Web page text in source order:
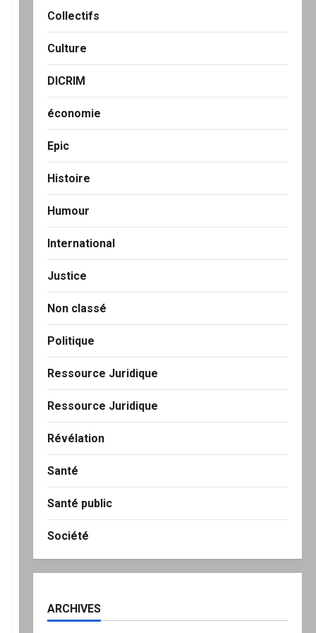
Collectifs
Culture
DICRIM
économie
Epic
Histoire
Humour
International
Justice
Non classé
Politique
Ressource Juridique
Ressource Juridique
Révélation
Santé
Santé public
Société
ARCHIVES